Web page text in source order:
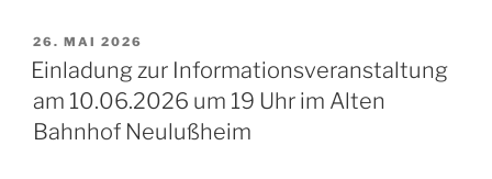
VERÖFFENTLICHT
AM
26. MAI 2026
Einladung zur Informationsveranstaltung
am 10.06.2026 um 19 Uhr im Alten
Bahnhof Neulußheim